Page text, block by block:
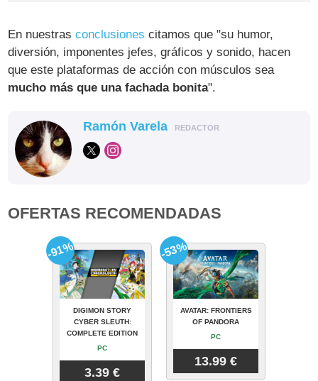
En nuestrasconclusiones citamos que "su humor,
diversión, imponentes jefes, gráficos y sonido, hacen
que este plataformas de acción con músculos sea
mucho más que una fachada bonita".
Ramón Varela REDACTOR
OFERTAS RECOMENDADAS
DIGIMON STORY
CYBER SLEUTH:
COMPLETE EDITION
PC
3.39 €
-91%
AVATAR: FRONTIERS
OF PANDORA
PC
13.99 €
-53%